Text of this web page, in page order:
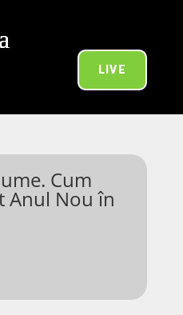
LIVE
Cum
Anul Nou în